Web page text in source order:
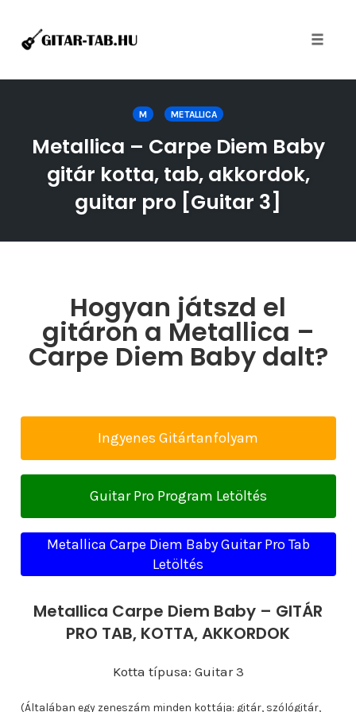
M METALLICA
Metallica – Carpe Diem Baby
gitár kotta, tab, akkordok,
guitar pro [Guitar 3]
Hogyan játszd el
gitáron a Metallica –
Carpe Diem Baby dalt?
Ingyenes Gitártanfolyam
Guitar Pro Program Letöltés
Metallica Carpe Diem Baby Guitar Pro Tab
Letöltés
Metallica Carpe Diem Baby – GITÁR
PRO TAB, KOTTA, AKKORDOK
Kotta típusa: Guitar 3
(Általában egy zeneszám minden kottája: gitár, szólógitár,